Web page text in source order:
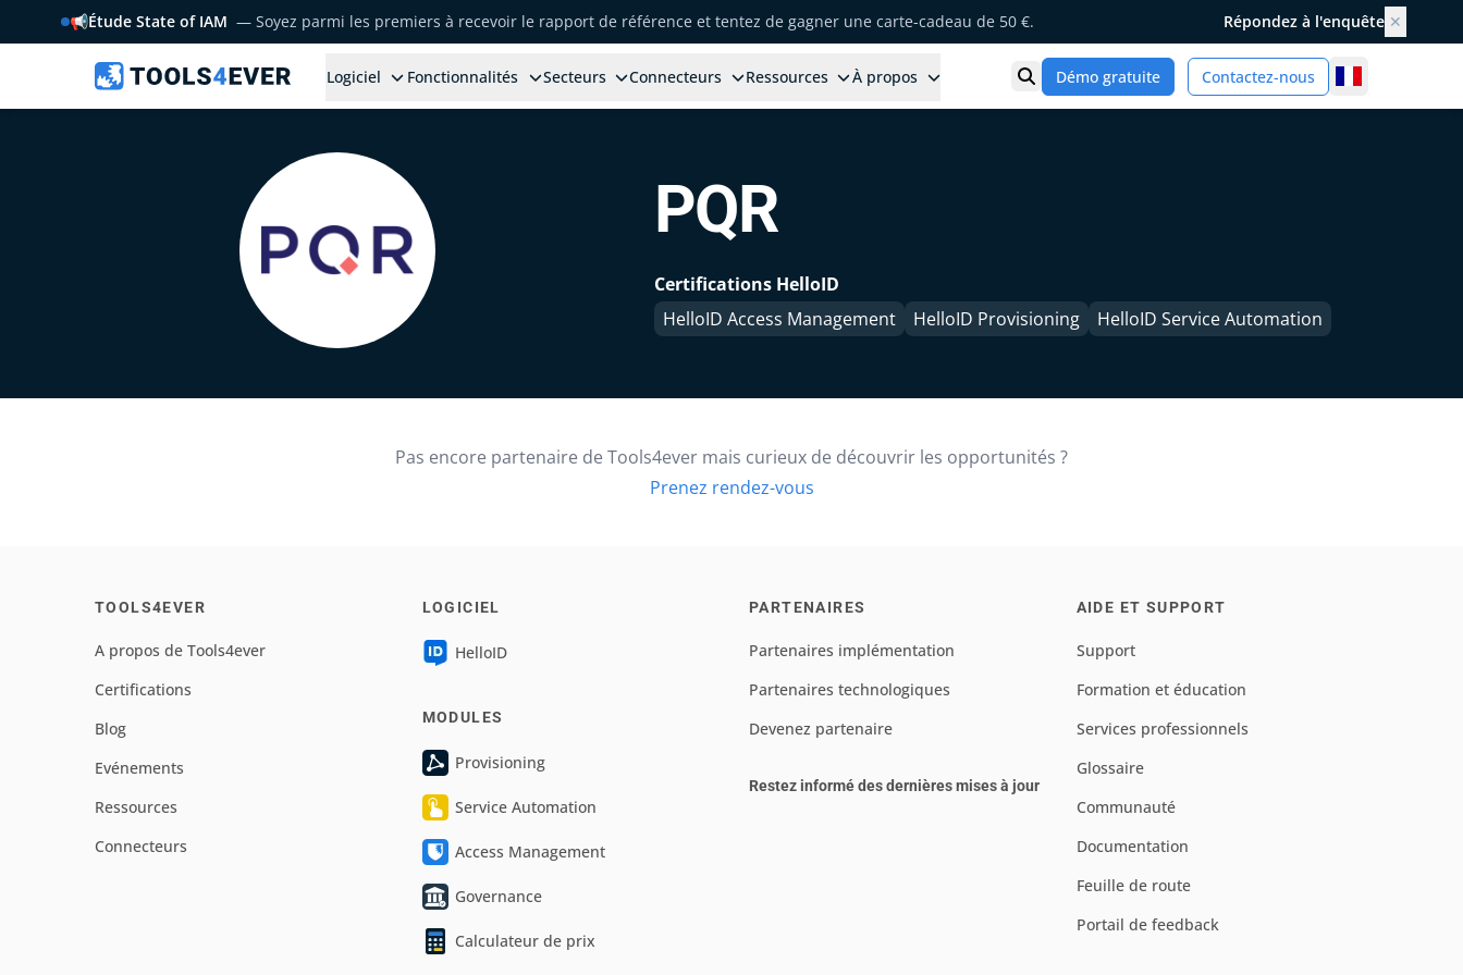
📢Étude State of IAM — Soyez parmi les premiers à recevoir le rapport de référence et tentez de gagner une carte-cadeau de 50 €. Répondez à l'enquête ✕
Logiciel Fonctionnalités Secteurs Connecteurs Ressources À propos Ouvrir la recherche
Démo gratuite Contactez-nous
PQR
Certifications HelloID
HelloID Access Management
HelloID Provisioning HelloID Service Automation
Pas encore partenaire de Tools4ever mais curieux de découvrir les opportunités ?
Prenez rendez-vous
TOOLS4EVER
A propos de Tools4ever
Certifications
Blog
Evénements
Ressources
Connecteurs
LOGICIEL
HelloID
MODULES
Provisioning
Service Automation
Access Management
Governance
Calculateur de prix
PARTENAIRES
Partenaires implémentation
Partenaires technologiques
Devenez partenaire
Restez informé des dernières mises à jour
AIDE ET SUPPORT
Support
Formation et éducation
Services professionnels
Glossaire
Communauté
Documentation
Feuille de route
Portail de feedback